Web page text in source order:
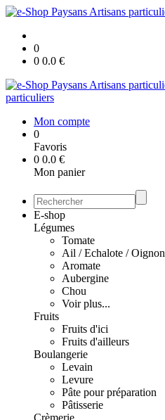
0
0 0.0 €
particuliers
Mon compte
0
Favoris
0 0.0 €
Mon panier
E-shop
Légumes
Tomate
Ail / Echalote / Oignon
Aromate
Aubergine
Chou
Voir plus...
Fruits
Fruits d'ici
Fruits d'ailleurs
Boulangerie
Levain
Levure
Pâte pour préparation
Pâtisserie
Crèmerie